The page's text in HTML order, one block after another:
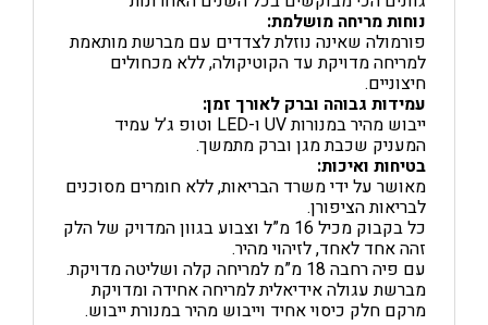
נוחות מריחה מושלמת:
פורמולה שאינה נוזלת לצדדים עם מברשת מותאמת
למריחה מדויקת עד הקוטיקולה, ללא מכחולים
חיצוניים.
עמידות גבוהה וברק לאורך זמן:
ייבוש מהיר במנורות UV ו-LED וטופ ג’ל עמיד
המעניק שכבת מגן וברק מתמשך.
בטיחות ואיכות:
מאושר על ידי משרד הבריאות, ללא חומרים מסוכנים
לבריאות הציפורן.
כל בקבוק מכיל 16 מ”ל וצבוע בגוון המדויק של הלק
זהה אחד לאחד, לזיהוי מהיר.
עם פיה רחבה 18 מ”מ למריחה קלה ושליטה מדויקת.
מברשת עגולה אידיאלית למריחה אחידה ומדויקת
מרקם חלק כיסוי אחיד וייבוש מהיר במנורת ייבוש.